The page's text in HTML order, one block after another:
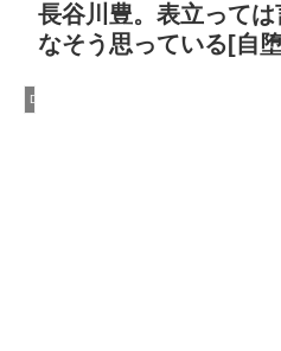
長谷川豊。表立って
なそう思っている[自
DQN